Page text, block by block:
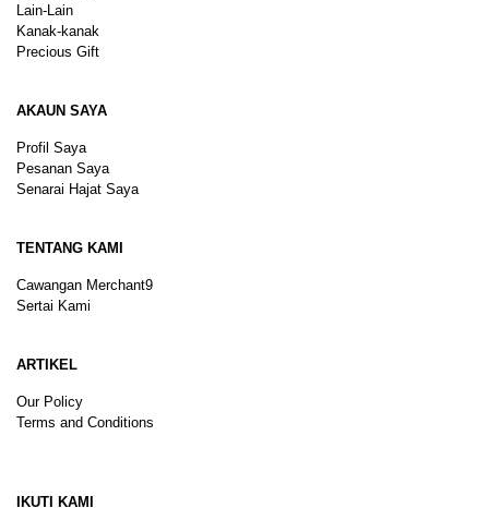
Lain-Lain
Kanak-kanak
Precious Gift
AKAUN SAYA
Profil Saya
Pesanan Saya
Senarai Hajat Saya
TENTANG KAMI
Cawangan Merchant9
Sertai Kami
ARTIKEL
Our Policy
Terms and Conditions
IKUTI KAMI